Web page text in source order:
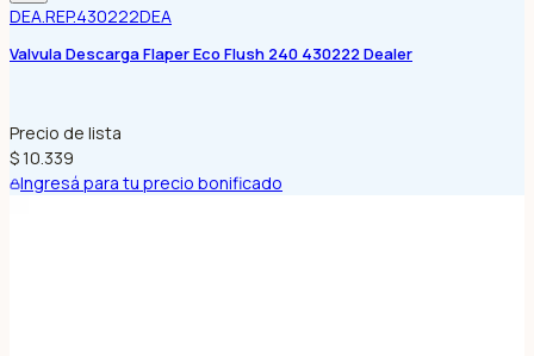
DEA.REP.430222DEA
Valvula Descarga Flaper Eco Flush 240 430222 Dealer
Precio de lista
$ 10.339
Ingresá para tu precio bonificado